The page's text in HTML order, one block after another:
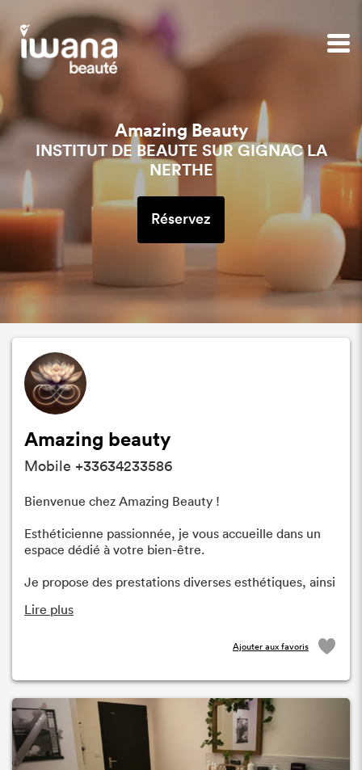
Amazing Beauty
INSTITUT DE BEAUTE SUR GIGNAC LA
NERTHE
Réservez
Amazing beauty
Mobile +33634233586
Bienvenue chez Amazing Beauty !
Esthéticienne passionnée, je vous accueille dans un
espace dédié à votre bien-être.
Je propose des prestations diverses esthétiques, ainsi
Lire plus
Ajouter aux favoris